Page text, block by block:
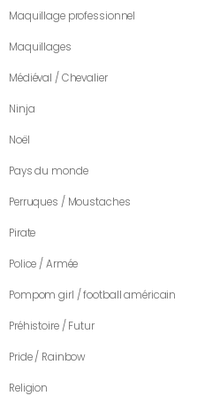
Maquillage professionnel
Maquillages
Médiéval / Chevalier
Ninja
Noël
Pays du monde
Perruques / Moustaches
Pirate
Police / Armée
Pompom girl / football américain
Préhistoire / Futur
Pride / Rainbow
Religion